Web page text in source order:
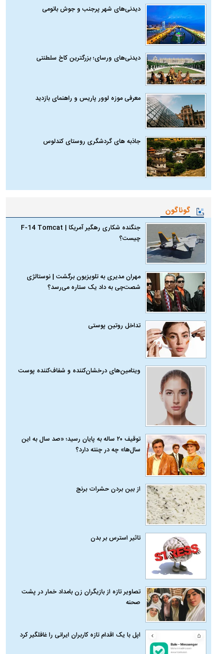
دیدنی‌های شهر پرجنب و جوش باتومی
دیدنی‌های ورسای؛ بزرگترین کاخ سلطنتی
معرفی موزه لوور پاریس و راهنمای بازدید
جاذبه های گردشگری روستای کندلوس
گوناگون
جنگنده شکاری رهگیر آمریکا | F-14 Tomcat
چیست؟
مهران مدیری به تلویزیون برگشت | نوستالژی
شصت‌چی به داد یک ستاره می‌رسد؟
تداخل روتین پوستی
ویتامین‌های درخشان‌کننده و شفاف‌کننده پوست
توقیف ۲۰ ساله به پایان رسید؛ «صد سال به این
سال‌ها» چه در چنته دارد؟
از بین بردن حشرات برنج
تاثیر استرس بر بدن
تصاویر تازه از بازیگران زن بامداد خمار در پشت
صحنه
اپل با یک اقدام تازه کاربران ایرانی را غافلگیر کرد